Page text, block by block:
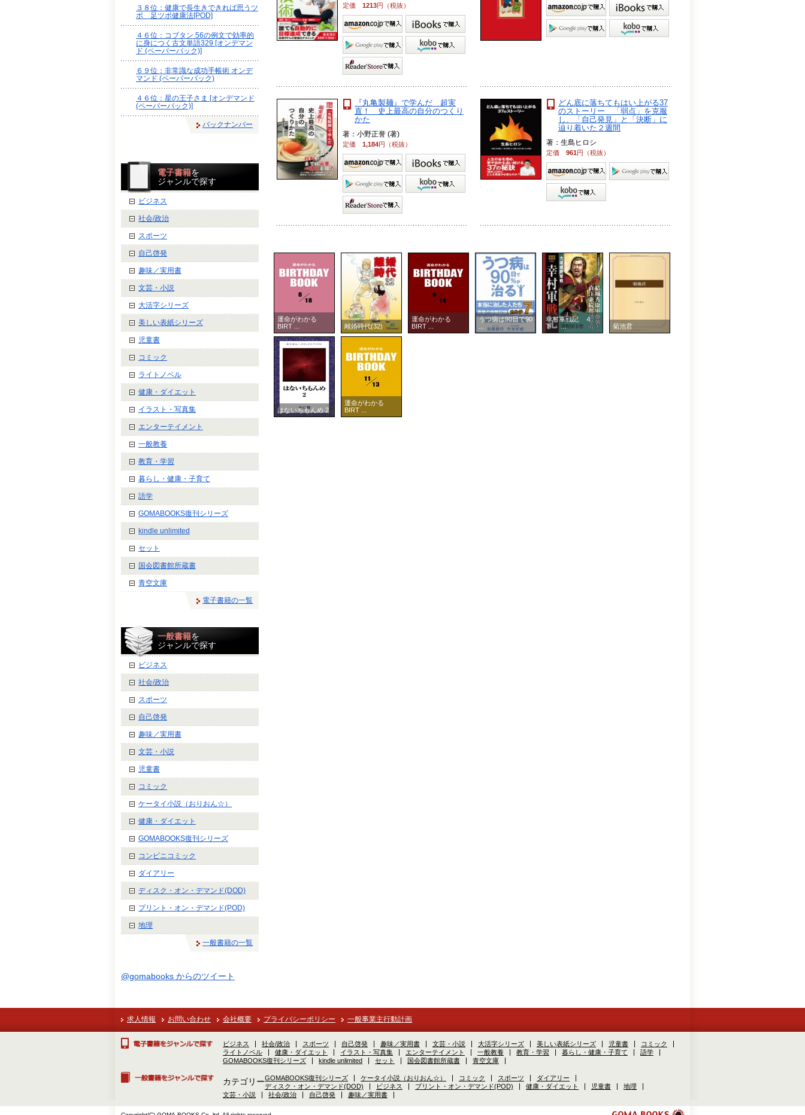
定価 1213円（税抜）
『丸亀製麺』で学んだ 超実
直！ 史上最高の自分のつくり
かた
著：小野正誉 (著)
定価 1,184円（税抜）
どん底に落ちてもはい上がる37
のストーリー 「弱点」を克服
し、「自己発見」と「決断」に
辿り着いた２週間
著：生島ヒロシ
定価 961円（税抜）
３８位：健康で長生きできれば思うツ
ボ 足ツボ健康法[POD]
４６位：コブタン 56の例文で効率的
に身につく古文単語329 [オンデマン
ド (ペーパーバック)]
６９位：非常識な成功手帳術 オンデ
マンド (ペーパーバック)
４６位：星の王子さま [オンデマンド
(ペーパーバック)]
バックナンバー
電子書籍を
ジャンルで探す
ビジネス
社会/政治
スポーツ
自己啓発
趣味／実用書
文芸・小説
大活字シリーズ
美しい表紙シリーズ
児童書
コミック
ライトノベル
健康・ダイエット
イラスト・写真集
エンターテイメント
一般教養
教育・学習
暮らし・健康・子育て
語学
GOMABOOKS復刊シリーズ
kindle unlimited
セット
国会図書館所蔵書
青空文庫
電子書籍の一覧
一般書籍を
ジャンルで探す
ビジネス
社会/政治
スポーツ
自己啓発
趣味／実用書
文芸・小説
児童書
コミック
ケータイ小説（おりおん☆）
健康・ダイエット
GOMABOOKS復刊シリーズ
コンビニコミック
ダイアリー
ディスク・オン・デマンド(DOD)
プリント・オン・デマンド(POD)
地理
一般書籍の一覧
@gomabooks からのツイート
運命がわかる
BIRT ...
離婚時代(32)
運命がわかる
BIRT ...
うつ病は90日で90
幸村軍戦記 ４
下 ...
菊池君
はないちもんめ 2
運命がわかる
BIRT ...
求人情報 お問い合わせ 会社概要 プライバシーポリシー 一般事業主行動計画
ビジネス 社会/政治 スポーツ 自己啓発 趣味／実用書 文芸・小説 大活字シリーズ 美しい表紙シリーズ 児童書
コミック
ライトノベル
健康・ダイエット イラスト・写真集 エンターテイメント 一般教養 教育・学習 暮らし・健康・子育て
語学
GOMABOOKS復刊シリーズ
kindle unlimited セット 国会図書館所蔵書 青空文庫
カテゴリーGOMABOOKS復刊シリーズ ケータイ小説（おりおん☆） コミック スポーツ
ダイアリー
ディスク・オン・デマンド(DOD)
ビジネス プリント・オン・デマンド(POD) 健康・ダイエット 児童書
地理
文芸・小説
社会/政治 自己啓発 趣味／実用書